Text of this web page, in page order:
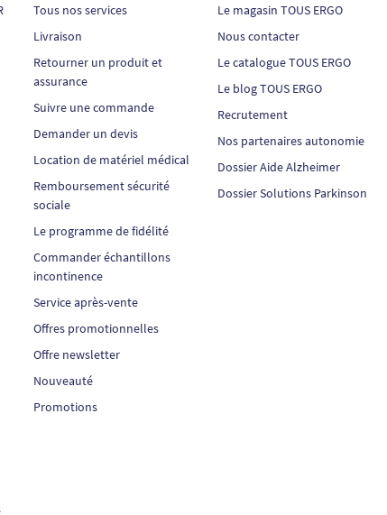
Tous nos services
Livraison
Retourner un produit et
assurance
Suivre une commande
Demander un devis
Location de matériel médical
Remboursement sécurité
sociale
Le programme de fidélité
Commander échantillons
incontinence
Service après-vente
Offres promotionnelles
Offre newsletter
Nouveauté
Promotions
Le magasin TOUS ERGO
Nous contacter
Le catalogue TOUS ERGO
Le blog TOUS ERGO
Recrutement
Nos partenaires autonomie
Dossier Aide Alzheimer
Dossier Solutions Parkinson